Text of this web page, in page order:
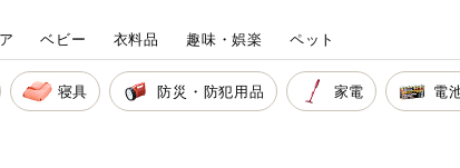
ベビー 衣料品 趣味・娯楽 ペット
寝具 防災・防犯用品 家電 電